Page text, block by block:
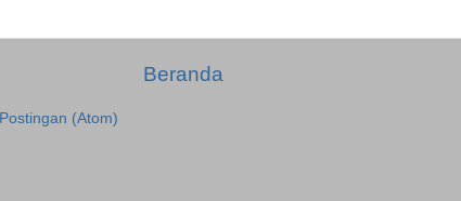
Beranda
Postingan (Atom)